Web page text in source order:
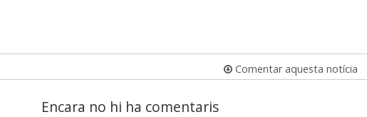
Comentar aquesta notícia
Encara no hi ha comentaris